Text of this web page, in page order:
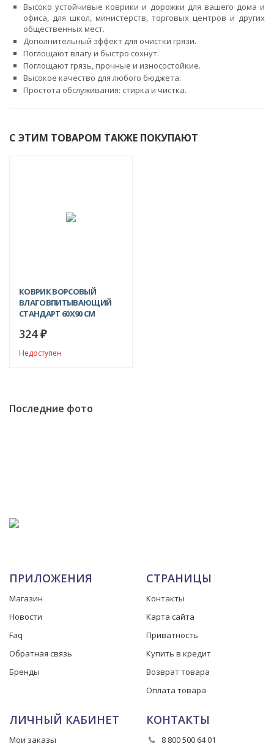
Высоко устойчивые коврики и дорожки для вашего дома и
офиса, для школ, министерств, торговых центров и других
общественных мест.
Дополнительный эффект для очистки грязи.
Поглощают влагу и быстро сохнут.
Поглощают грязь, прочные и износостойкие.
Высокое качество для любого бюджета.
Простота обслуживания: стирка и чистка.
С ЭТИМ ТОВАРОМ ТАКЖЕ ПОКУПАЮТ
КОВРИК ВОРСОВЫЙ
ВЛАГОВПИТЫВАЮЩИЙ
СТАНДАРТ 60X90 СМ
324 ₽
Недоступен
Последние фото
ПРИЛОЖЕНИЯ
Магазин
Новости
Faq
Обратная связь
Бренды
СТРАНИЦЫ
Контакты
Карта сайта
Приватность
Купить в кредит
Возврат товара
Оплата товара
ЛИЧНЫЙ КАБИНЕТ
Мои заказы
КОНТАКТЫ
8 800 500 64 01